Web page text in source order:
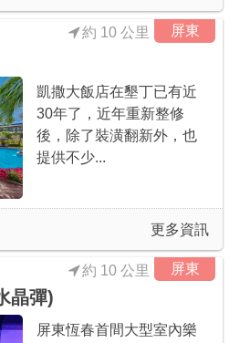
屏東
約 10 公里
凱撒大飯店在墾丁已有近
30年了，近年重新整修
後，除了裝潢翻新外，也
提供不少...
更多資訊
屏東
晶彈)
約 10 公里
屏東恆春首間大型室內樂